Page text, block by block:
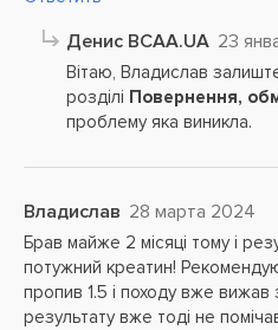
Денис BCAA.UA 23
Вітаю, Владислав
розділі Повернення,
проблему яка виникла.
Владислав 28 марта 2024
Брав майже 2 місяці тому і
потужний креатин!
пропив 1.5 і походу вже вижав
результату вже тоді не